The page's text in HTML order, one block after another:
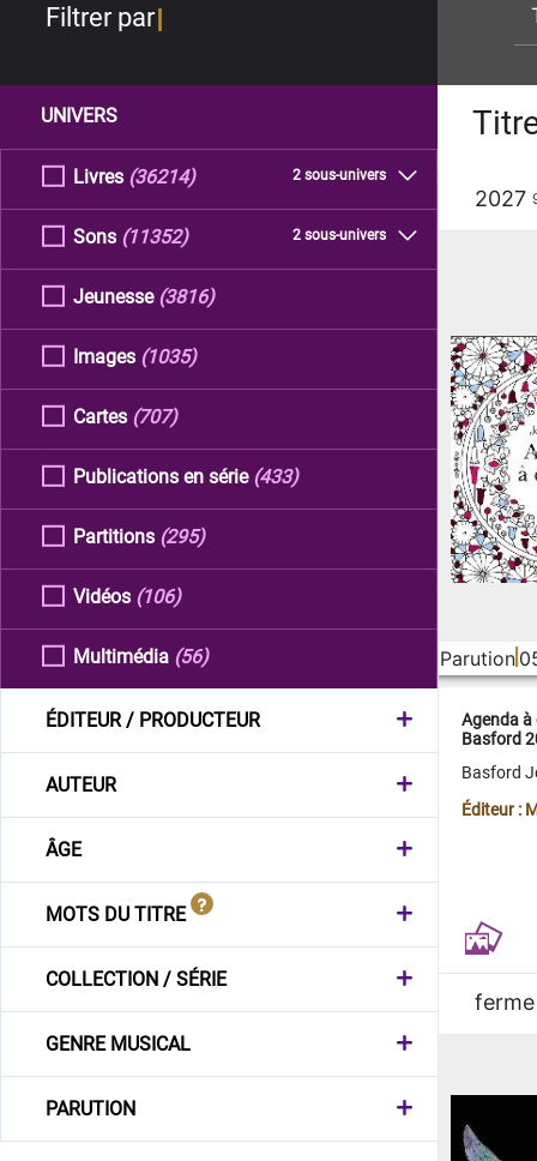
Filtrer par
UNIVERS
Livres 2 sous-univers
(36214)
Sons 2 sous-univers
(11352)
Jeunesse (3816)
Images (1035)
Cartes (707)
Publications en série (433)
Partitions (295)
Vidéos (106)
Multimédia (56)
ÉDITEUR / PRODUCTEUR
AUTEUR
ÂGE
MOTS DU TITRE
COLLECTION / SÉRIE
GENRE MUSICAL
PARUTION
2027
Parution
Agenda
Basford
Basford
Éditeur :
ferme